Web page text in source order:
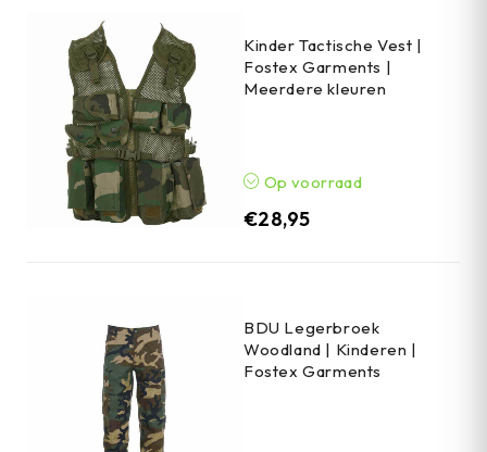
Kinder Tactische Vest |
Fostex Garments |
Meerdere kleuren
Op voorraad
€28,95
BDU Legerbroek
Woodland | Kinderen |
Fostex Garments